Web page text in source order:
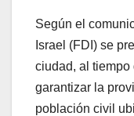
Según el
Israel (FDI) se
ciudad, al tiempo
garantizar la
población civil